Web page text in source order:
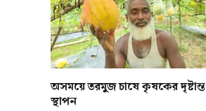
অসময়ে তরমুজ চাষে কৃষকের দৃষ্টান্ত
স্থাপন